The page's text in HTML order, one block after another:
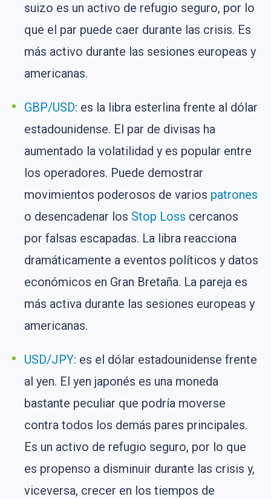
suizo es un activo de refugio seguro, por lo
que el par puede caer durante las crisis. Es
más activo durante las sesiones europeas y
americanas.
GBP/USD: es la libra esterlina frente al dólar
estadounidense. El par de divisas ha
aumentado la volatilidad y es popular entre
los operadores. Puede demostrar
movimientos poderosos de varios patrones
o desencadenar los Stop Loss cercanos
por falsas escapadas. La libra reacciona
dramáticamente a eventos políticos y datos
económicos en Gran Bretaña. La pareja es
más activa durante las sesiones europeas y
americanas.
USD/JPY: es el dólar estadounidense frente
al yen. El yen japonés es una moneda
bastante peculiar que podría moverse
contra todos los demás pares principales.
Es un activo de refugio seguro, por lo que
es propenso a disminuir durante las crisis y,
viceversa, crecer en los tiempos de